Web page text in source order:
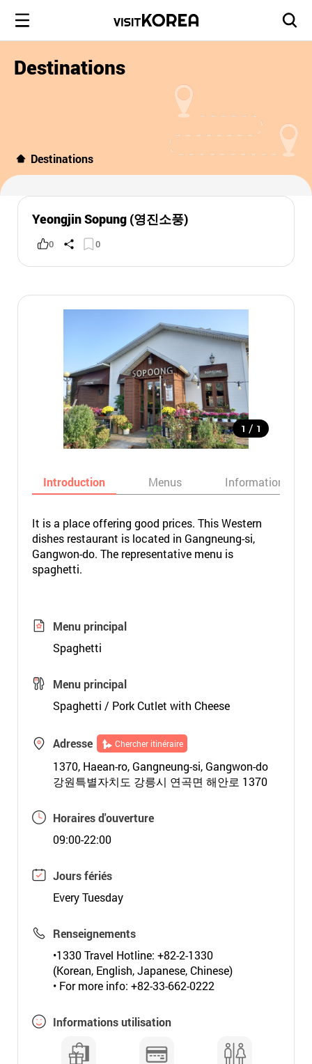
Destinations
Destinations
Yeongjin Sopung (영진소풍)
0 0
1 / 1
Introduction Menus Informations
It is a place offering good prices. This Western
dishes restaurant is located in Gangneung-si,
Gangwon-do. The representative menu is
spaghetti.
Menu principal
Spaghetti
Menu principal
Spaghetti / Pork Cutlet with Cheese
Adresse Chercher itinéraire
1370, Haean-ro, Gangneung-si, Gangwon-do
강원특별자치도 강릉시 연곡면 해안로 1370
Horaires d'ouverture
09:00-22:00
Jours fériés
Every Tuesday
Renseignements
•1330 Travel Hotline: +82-2-1330
(Korean, English, Japanese, Chinese)
• For more info: +82-33-662-0222
Informations utilisation